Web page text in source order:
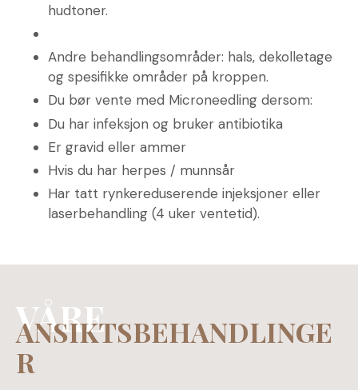
hudtoner.
Andre behandlingsområder: hals, dekolletage
og spesifikke områder på kroppen.
Du bør vente med Microneedling dersom:
Du har infeksjon og bruker antibiotika
Er gravid eller ammer
Hvis du har herpes / munnsår
Har tatt rynkereduserende injeksjoner eller
laserbehandling (4 uker ventetid).
VÅRE
ANSIKTSBEHANDLINGE
R